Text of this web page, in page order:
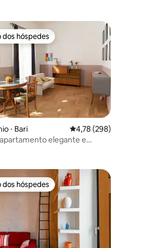
de 5, 105 avaliações
dos hóspedes
dos hóspedes
⋅ Bari 4,78 de uma avaliação
4,78 (298)
elegante e
dos hóspedes
dos hóspedes